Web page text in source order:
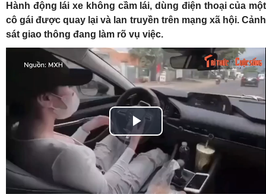
Hành động lái xe không cầm lái, dùng điện thoại của một
cô gái được quay lại và lan truyền trên mạng xã hội. Cảnh
sát giao thông đang làm rõ vụ việc.
Play
Video